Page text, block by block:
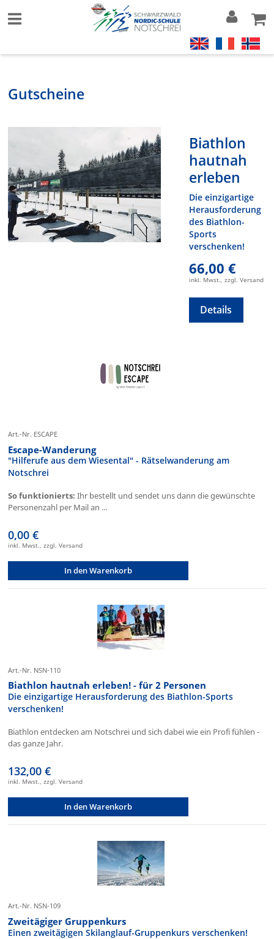
Gutscheine
Biathlon
hautnah
erleben
Die einzigartige
Herausforderung
des Biathlon-
Sports
verschenken!
66,00 €
inkl. Mwst., zzgl. Versand
Details
Art.-Nr. ESCAPE
Escape-Wanderung
"Hilferufe aus dem Wiesental" - Rätselwanderung am
Notschrei
So funktionierts: Ihr bestellt und sendet uns dann die gewünschte
Personenzahl per Mail an ...
0,00 €
inkl. Mwst., zzgl. Versand
In den Warenkorb
Art.-Nr. NSN-110
Biathlon hautnah erleben! - für 2 Personen
Die einzigartige Herausforderung des Biathlon-Sports
verschenken!
Biathlon entdecken am Notschrei und sich dabei wie ein Profi fühlen -
das ganze Jahr.
132,00 €
inkl. Mwst., zzgl. Versand
In den Warenkorb
Art.-Nr. NSN-109
Zweitägiger Gruppenkurs
Einen zweitägigen Skilanglauf-Gruppenkurs verschenken!